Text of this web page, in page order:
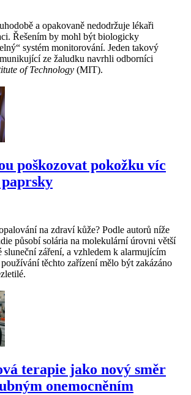
a opakovaně nedodržuje lékaři
Řešením by mohl být biologicky
systém monitorování. Jeden takový
ze žaludku navrhli odborníci
of Technology (MIT).
poškozovat pokožku víc
na zdraví kůže? Podle autorů níže
působí solária na molekulární úrovni větší
sluneční záření, a vzhledem k alarmujícím
těchto zařízení mělo být zakázáno
terapie jako nový směr
onemocněním